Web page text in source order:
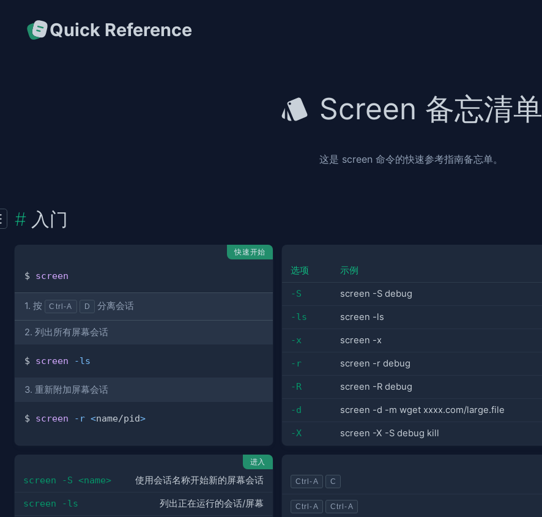
Quick Reference
Screen 备忘清单
这是 screen 命令的快速参考指南备忘单。
入门
快速开始
$ screen
1. 按 Ctrl-A D 分离会话
2. 列出所有屏幕会话
$ screen -ls
3. 重新附加屏幕会话
$ screen -r <name/pid>
选项 示例
-S screen -S debug
-ls screen -ls
-x screen -x
-r screen -r debug
-R screen -R debug
-d screen -d -m wget xxxx.com/large.file
-X screen -X -S debug kill
进入
screen -S <name> 使用会话名称开始新的屏幕会话
screen -ls 列出正在运行的会话/屏幕
Ctrl-A C
Ctrl-A Ctrl-A